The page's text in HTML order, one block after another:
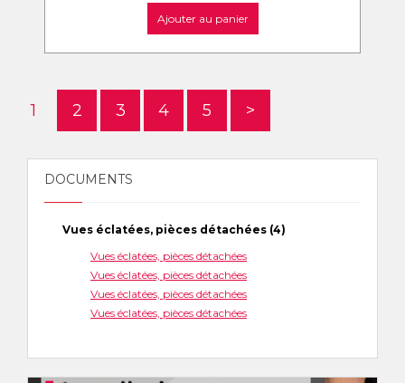
Ajouter au panier
1 2 3 4 5 >
DOCUMENTS
Vues éclatées, pièces détachées (4)
Vues éclatées, pièces détachées
Vues éclatées, pièces détachées
Vues éclatées, pièces détachées
Vues éclatées, pièces détachées